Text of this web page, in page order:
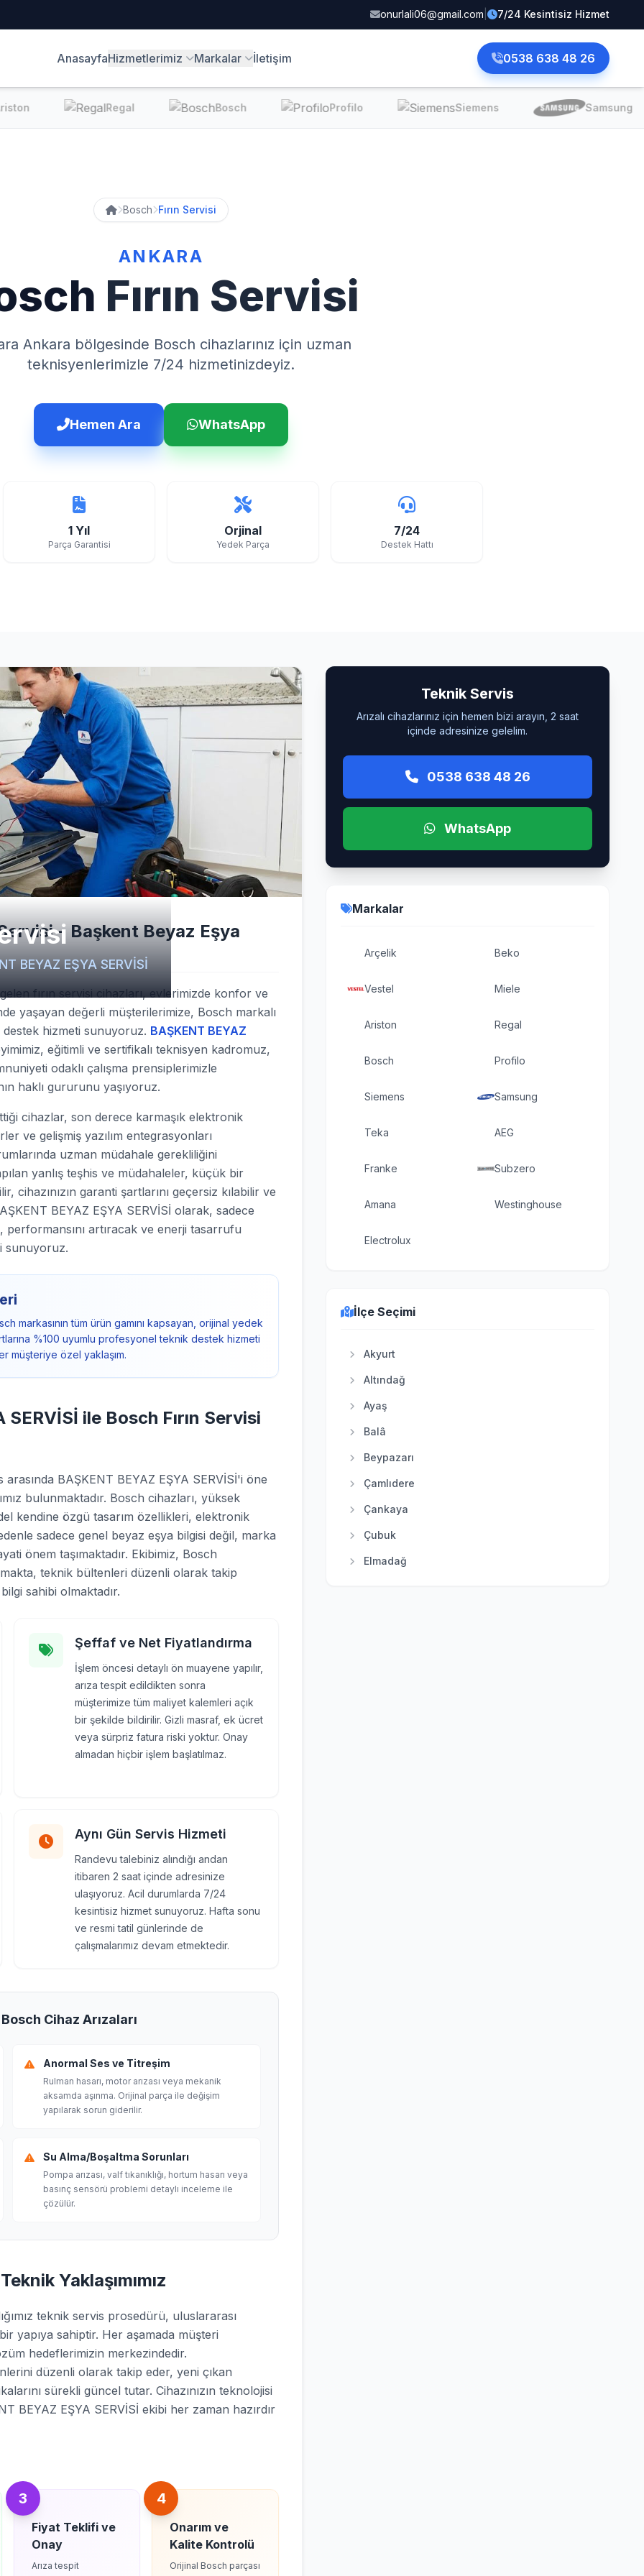
onurlali06@gmail.com 7/24 Kesintisiz Hizmet
AnasayfaHizmetlerimiz Markalar İletişim 0538 638 48 26
Regal Bosch Profilo Siemens Samsung
Bosch Fırın Servisi
ANKARA
Fırın Servisi
Ankara bölgesinde Bosch cihazlarınız için uzman
teknisyenlerimizle 7/24 hizmetinizdeyiz.
Hemen Ara WhatsApp
1 Yıl
Parça Garantisi
Orjinal
Yedek Parça
7/24
Destek Hattı
BEYAZ EŞYA SERVİSİ
- Başkent Beyaz Eşya
fırın servisi cihazları, evlerimizde konfor ve
yaşayan değerli müşterilerimize, Bosch markalı
hizmeti sunuyoruz. BAŞKENT BEYAZ
eğitimli ve sertifikalı teknisyen kadromuz,
odaklı çalışma prensiplerimizle
haklı gururunu yaşıyoruz.
cihazlar, son derece karmaşık elektronik
ve gelişmiş yazılım entegrasyonları
uzman müdahale gerekliliğini
yanlış teşhis ve müdahaleler, küçük bir
garanti şartlarını geçersiz kılabilir ve
BEYAZ EŞYA SERVİSİ olarak, sadece
performansını artıracak ve enerji tasarrufu
sunuyoruz.
markasının tüm ürün gamını kapsayan, orijinal yedek
%100 uyumlu profesyonel teknik destek hizmeti
müşteriye özel yaklaşım.
ile Bosch Fırın Servisi
BAŞKENT BEYAZ EŞYA SERVİSİ'i öne
bulunmaktadır. Bosch cihazları, yüksek
kendine özgü tasarım özellikleri, elektronik
sadece genel beyaz eşya bilgisi değil, marka
önem taşımaktadır. Ekibimiz, Bosch
teknik bültenleri düzenli olarak takip
sahibi olmaktadır.
Şeffaf ve Net Fiyatlandırma
İşlem öncesi detaylı ön muayene yapılır,
arıza tespit edildikten sonra
müşterimize tüm maliyet kalemleri açık
bir şekilde bildirilir. Gizli masraf, ek ücret
veya sürpriz fatura riski yoktur. Onay
almadan hiçbir işlem başlatılmaz.
Aynı Gün Servis Hizmeti
Randevu talebiniz alındığı andan
itibaren 2 saat içinde adresinize
ulaşıyoruz. Acil durumlarda 7/24
kesintisiz hizmet sunuyoruz. Hafta sonu
ve resmi tatil günlerinde de
çalışmalarımız devam etmektedir.
Cihaz Arızaları
Anormal Ses ve Titreşim
Rulman hasarı, motor arızası veya mekanik
aksamda aşınma. Orijinal parça ile değişim
yapılarak sorun giderilir.
Su Alma/Boşaltma Sorunları
Pompa arızası, valf tıkanıklığı, hortum hasarı veya
basınç sensörü problemi detaylı inceleme ile
çözülür.
Yaklaşımımız
teknik servis prosedürü, uluslararası
yapıya sahiptir. Her aşamada müşteri
hedeflerimizin merkezindedir.
düzenli olarak takip eder, yeni çıkan
sürekli güncel tutar. Cihazınızın teknolojisi
BEYAZ EŞYA SERVİSİ ekibi her zaman hazırdır
3
Fiyat Teklifi ve
Onay
Arıza tespit
4
Onarım ve
Kalite Kontrolü
Orijinal Bosch parçası
Teknik Servis
Arızalı cihazlarınız için hemen bizi arayın, 2 saat
içinde adresinize gelelim.
0538 638 48 26
WhatsApp
Markalar
Arçelik Beko
Vestel Miele
Ariston Regal
Bosch Profilo
Siemens Samsung
Teka AEG
Franke Subzero
Amana Westinghouse
Electrolux
İlçe Seçimi
Akyurt
Altındağ
Ayaş
Balâ
Beypazarı
Çamlıdere
Çankaya
Çubuk
Elmadağ